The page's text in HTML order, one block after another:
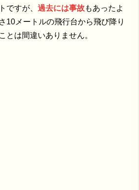
ですが、 過去には事故もあったよ
10メートルの飛行台から飛び降り
とは間違いありません。